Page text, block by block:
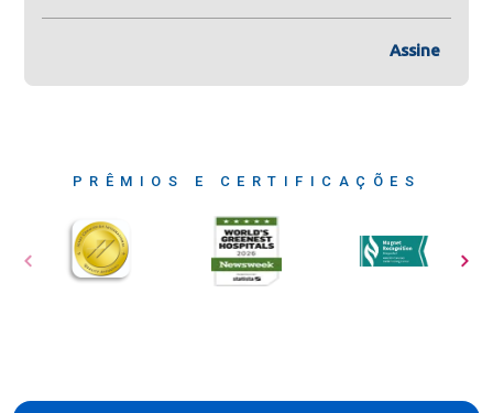
Assine
PRÊMIOS E CERTIFICAÇÕES